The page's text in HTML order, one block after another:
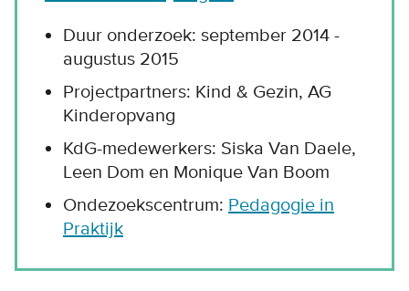
Duur onderzoek: september 2014 -
augustus 2015
Projectpartners: Kind & Gezin, AG
Kinderopvang
KdG-medewerkers: Siska Van Daele,
Leen Dom en Monique Van Boom
Ondezoekscentrum: Pedagogie in
Praktijk